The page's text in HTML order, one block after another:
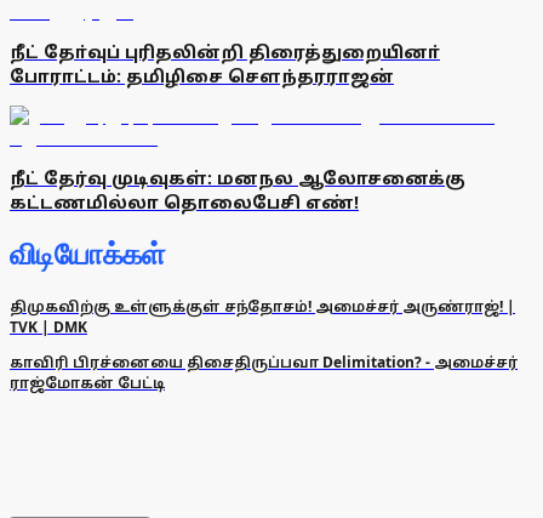
நீட் தோ்வுப் புரிதலின்றி திரைத்துறையினா்
போராட்டம்: தமிழிசை சௌந்தரராஜன்
நீட் தேர்வு முடிவுகள்: மனநல ஆலோசனைக்கு
கட்டணமில்லா தொலைபேசி எண்!
விடியோக்கள்
திமுகவிற்கு உள்ளுக்குள் சந்தோசம்! அமைச்சர் அருண்ராஜ்! |
TVK | DMK
காவிரி பிரச்னையை திசைதிருப்பவா Delimitation? - அமைச்சர்
ராஜ்மோகன் பேட்டி